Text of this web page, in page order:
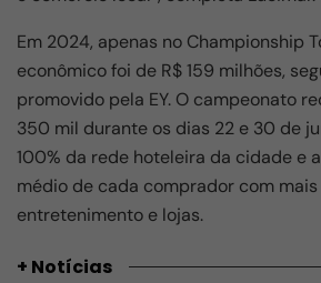
Em 2024, apenas no Championship
econômico foi de R$ 159 milhões,
promovido pela EY. O campeonato
350 mil durante os dias 22 e 30 de
100% da rede hoteleira da cidade e
médio de cada comprador com
entretenimento e lojas.
+ Notícias